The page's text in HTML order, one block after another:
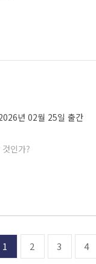
년 02월 25일 출간
인가?
1 2 3 4